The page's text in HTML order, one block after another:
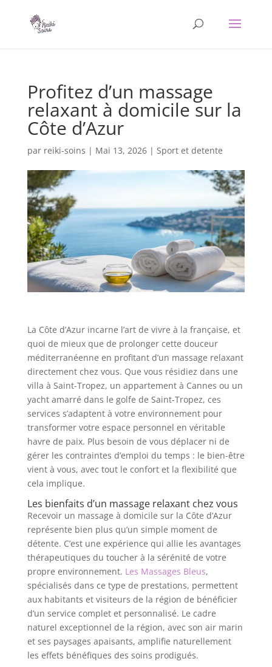
Profitez d’un massage
relaxant à domicile sur la
Côte d’Azur
par reiki-soins | Mai 13, 2026| Sport et detente
La Côte d’Azur incarne l’art de vivre à la française, et
quoi de mieux que de prolonger cette douceur
méditerranéenne en profitant d’un massage relaxant
directement chez vous. Que vous résidiez dans une
villa à Saint-Tropez, un appartement à Cannes ou un
yacht amarré dans le golfe de Saint-Tropez, ces
services s’adaptent à votre environnement pour
transformer votre espace personnel en véritable
havre de paix. Plus besoin de vous déplacer ni de
gérer les contraintes d’emploi du temps : le bien-être
vient à vous, avec tout le confort et la flexibilité que
cela implique.
Les bienfaits d’un massage relaxant chez vous
Recevoir un massage à domicile sur la Côte d’Azur
représente bien plus qu’un simple moment de
détente. C’est une expérience qui allie les avantages
thérapeutiques du toucher à la sérénité de votre
propre environnement. Les Massages Bleus,
spécialisés dans ce type de prestations, permettent
aux habitants et visiteurs de la région de bénéficier
d’un service complet et personnalisé. Le cadre
naturel exceptionnel de la région, avec son air marin
et ses paysages apaisants, amplifie naturellement
les effets bénéfiques des soins prodigués.